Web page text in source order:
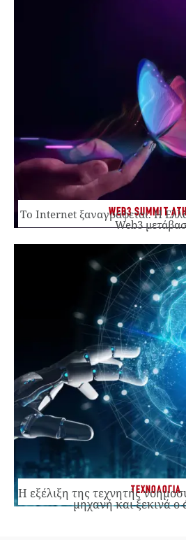
WEB3 SUMMIT
Το Internet ξαναγράφεται. Η
Web3
ΤΕΧΝΟΛΟΓΙΑ
Η εξέλιξη της τεχνητής
μηχανή και ξεκινά